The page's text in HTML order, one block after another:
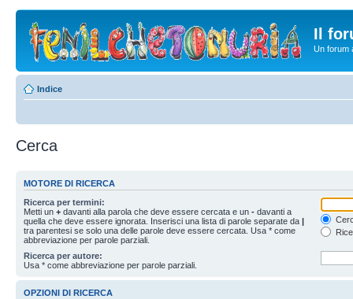
Il
Un forum
Indice
Cerca
MOTORE DI RICERCA
Ricerca per termini:
Metti un + davanti alla parola che deve essere cercata e un - davanti a
quella che deve essere ignorata. Inserisci una lista di parole separate da |
tra parentesi se solo una delle parole deve essere cercata. Usa * come
abbreviazione per parole parziali.
Ricerca per autore:
Usa * come abbreviazione per parole parziali.
OPZIONI DI RICERCA